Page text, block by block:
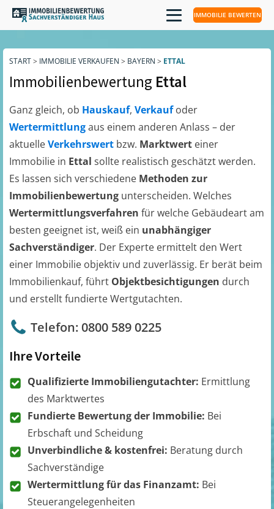
IMMOBILIE BEWERTEN
START> IMMOBILIE VERKAUFEN > BAYERN > ETTAL
Immobilienbewertung Ettal
Ganz gleich, ob Hauskauf, Verkaufoder
Wertermittlungaus einem anderen Anlass – der
aktuelleVerkehrswert bzw. Marktwert einer
Immobilie in Ettal sollte realistisch geschätzt werden.
Es lassen sich verschiedene Methoden zur
Immobilienbewertung unterscheiden. Welches
Wertermittlungsverfahren für welche Gebäudeart am
besten geeignet ist, weiß ein unabhängiger
Sachverständiger. Der Experte ermittelt den Wert
einer Immobilie objektiv und zuverlässig. Er berät beim
Immobilienkauf, führt Objektbesichtigungen durch
und erstellt fundierte Wertgutachten.
Telefon: 0800 589 0225
Ihre Vorteile
Qualifizierte Immobiliengutachter: Ermittlung
des Marktwertes
Fundierte Bewertung der Immobilie: Bei
Erbschaft und Scheidung
Unverbindliche & kostenfrei: Beratung durch
Sachverständige
Wertermittlung für das Finanzamt: Bei
Steuerangelegenheiten